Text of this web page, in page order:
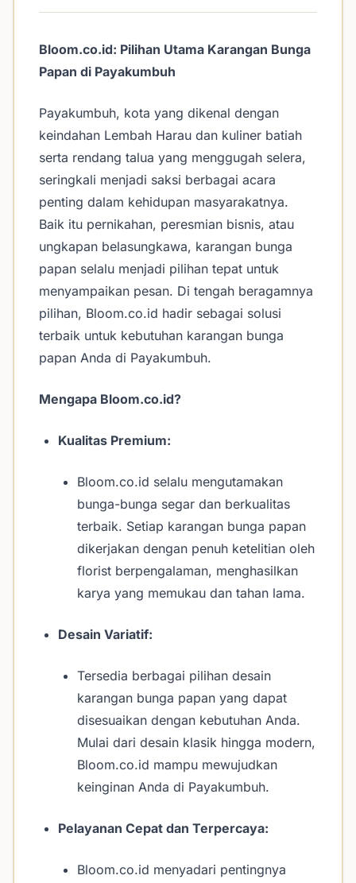
Bloom.co.id: Pilihan Utama Karangan Bunga
Papan di Payakumbuh
Payakumbuh, kota yang dikenal dengan
keindahan Lembah Harau dan kuliner batiah
serta rendang talua yang menggugah selera,
seringkali menjadi saksi berbagai acara
penting dalam kehidupan masyarakatnya.
Baik itu pernikahan, peresmian bisnis, atau
ungkapan belasungkawa, karangan bunga
papan selalu menjadi pilihan tepat untuk
menyampaikan pesan. Di tengah beragamnya
pilihan, Bloom.co.id hadir sebagai solusi
terbaik untuk kebutuhan karangan bunga
papan Anda di Payakumbuh.
Mengapa Bloom.co.id?
Kualitas Premium:
Bloom.co.id selalu mengutamakan
bunga-bunga segar dan berkualitas
terbaik. Setiap karangan bunga papan
dikerjakan dengan penuh ketelitian oleh
florist berpengalaman, menghasilkan
karya yang memukau dan tahan lama.
Desain Variatif:
Tersedia berbagai pilihan desain
karangan bunga papan yang dapat
disesuaikan dengan kebutuhan Anda.
Mulai dari desain klasik hingga modern,
Bloom.co.id mampu mewujudkan
keinginan Anda di Payakumbuh.
Pelayanan Cepat dan Terpercaya:
Bloom.co.id menyadari pentingnya